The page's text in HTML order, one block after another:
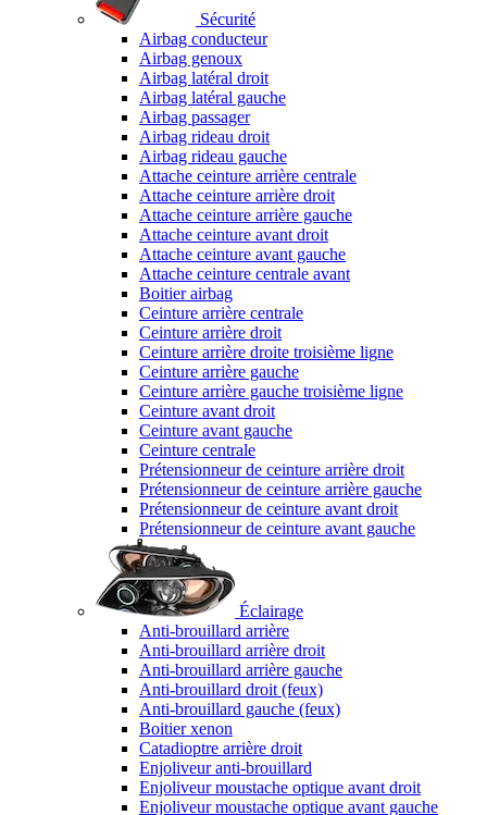
Sécurité
Airbag conducteur
Airbag genoux
Airbag latéral droit
Airbag latéral gauche
Airbag passager
Airbag rideau droit
Airbag rideau gauche
Attache ceinture arrière centrale
Attache ceinture arrière droit
Attache ceinture arrière gauche
Attache ceinture avant droit
Attache ceinture avant gauche
Attache ceinture centrale avant
Boitier airbag
Ceinture arrière centrale
Ceinture arrière droit
Ceinture arrière droite troisième ligne
Ceinture arrière gauche
Ceinture arrière gauche troisième ligne
Ceinture avant droit
Ceinture avant gauche
Ceinture centrale
Prétensionneur de ceinture arrière droit
Prétensionneur de ceinture arrière gauche
Prétensionneur de ceinture avant droit
Prétensionneur de ceinture avant gauche
Éclairage
Anti-brouillard arrière
Anti-brouillard arrière droit
Anti-brouillard arrière gauche
Anti-brouillard droit (feux)
Anti-brouillard gauche (feux)
Boitier xenon
Catadioptre arrière droit
Enjoliveur anti-brouillard
Enjoliveur moustache optique avant droit
Enjoliveur moustache optique avant gauche